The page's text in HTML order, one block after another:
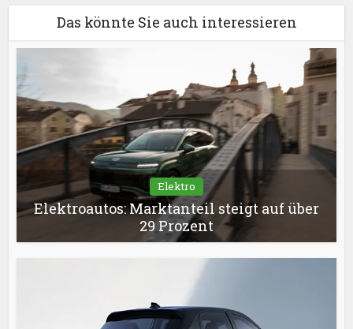
Das könnte Sie auch interessieren
Elektro
Elektroautos: Marktanteil steigt auf über
29 Prozent